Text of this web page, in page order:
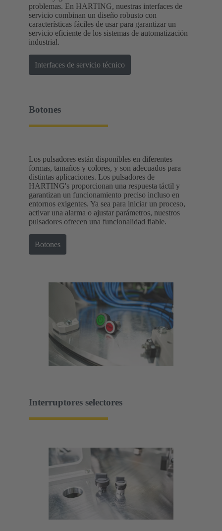
problemas. En HARTING, nuestras interfaces de
servicio combinan un diseño robusto con
características fáciles de usar para garantizar un
servicio eficiente de los sistemas de automatización
industrial.
Interfaces de servicio técnico
Botones
Los pulsadores están disponibles en diferentes
formas, tamaños y colores, y son adecuados para
distintas aplicaciones. Los pulsadores de
HARTING's proporcionan una respuesta táctil y
garantizan un funcionamiento preciso incluso en
entornos exigentes. Ya sea para iniciar un proceso,
activar una alarma o ajustar parámetros, nuestros
pulsadores ofrecen una funcionalidad fiable.
Botones
Interruptores selectores